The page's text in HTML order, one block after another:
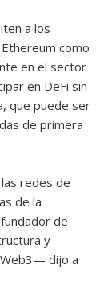
a los
como
en el sector
en DeFi sin
que puede ser
de primera
redes de
de la
de
y
dijo a